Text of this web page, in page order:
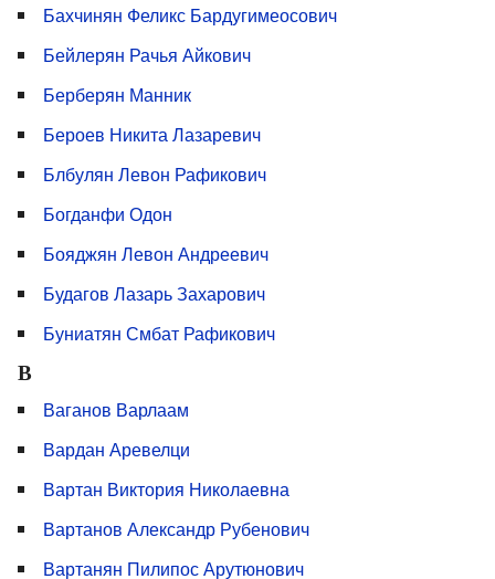
Бахчинян Феликс Бардугимеосович
Бейлерян Рачья Айкович
Берберян Манник
Бероев Никита Лазаревич
Блбулян Левон Рафикович
Богданфи Одон
Бояджян Левон Андреевич
Будагов Лазарь Захарович
Буниатян Смбат Рафикович
В
Ваганов Варлаам
Вардан Аревелци
Вартан Виктория Николаевна
Вартанов Александр Рубенович
Вартанян Пилипос Арутюнович